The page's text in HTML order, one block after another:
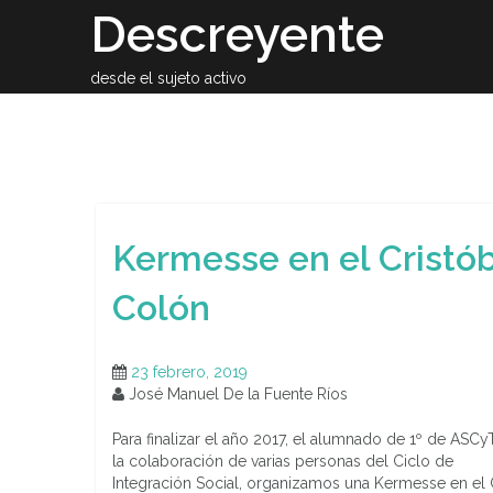
Descreyente
desde el sujeto activo
Kermesse en el
Colón
23 febrero, 2019
José Manuel De la Fuente Ríos
Para finalizar el año 2017, el alumnado de 1º de
la colaboración de varias personas del Ciclo de
Integración Social, organizamos una Kermesse en el